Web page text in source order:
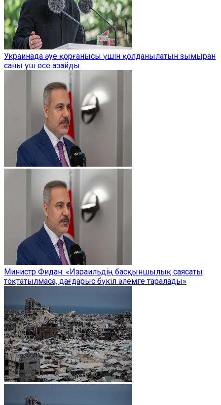
Украинада әуе қорғанысы үшін қолданылатын зымыран
саны үш есе азайды
Министр Фидан: «Израильдің басқыншылық саясаты
тоқтатылмаса, дағдарыс бүкіл әлемге таралады»